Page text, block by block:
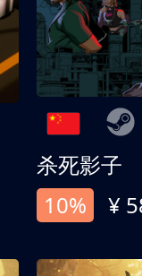
杀死影子
10%
¥